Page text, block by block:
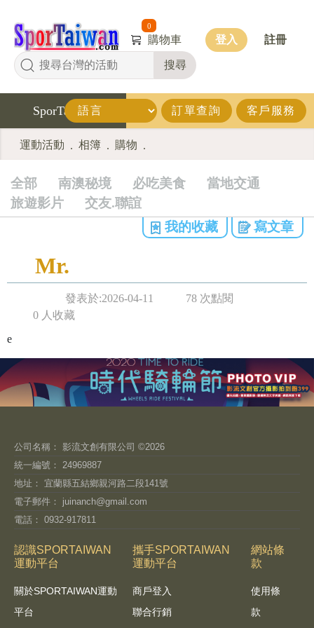
搜尋
0
購物車 登入 註冊
SporTaiwan 訂單查詢 客戶服務
運動活動 . 相簿 . 購物 .
全部 南澳秘境 必吃美食
當地交通
旅遊影片
交友.聯誼
我的收藏
寫文章
Mr.
發表於:2026-04-11
78 次點閱
0 人收藏
e
公司名稱： 影流文創有限公司 ©2026
統一編號： 24969887
地址： 宜蘭縣五結鄉親河路二段141號
電子郵件： juinanch@gmail.com
電話： 0932-917811
認識SPORTAIWAN
運動平台
關於SPORTAIWAN運動
平台
攜手SPORTAIWAN
運動平台
商戶登入
聯合行銷
網站條
款
使用條
款